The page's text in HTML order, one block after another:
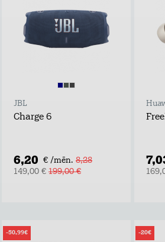
JBL
Charge 6
6,20 € /mēn. 8,28
149,00 € 199,00 €
-50,99€ -20€